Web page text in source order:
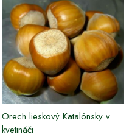
Orech lieskový Katalónsky v
kvetináči